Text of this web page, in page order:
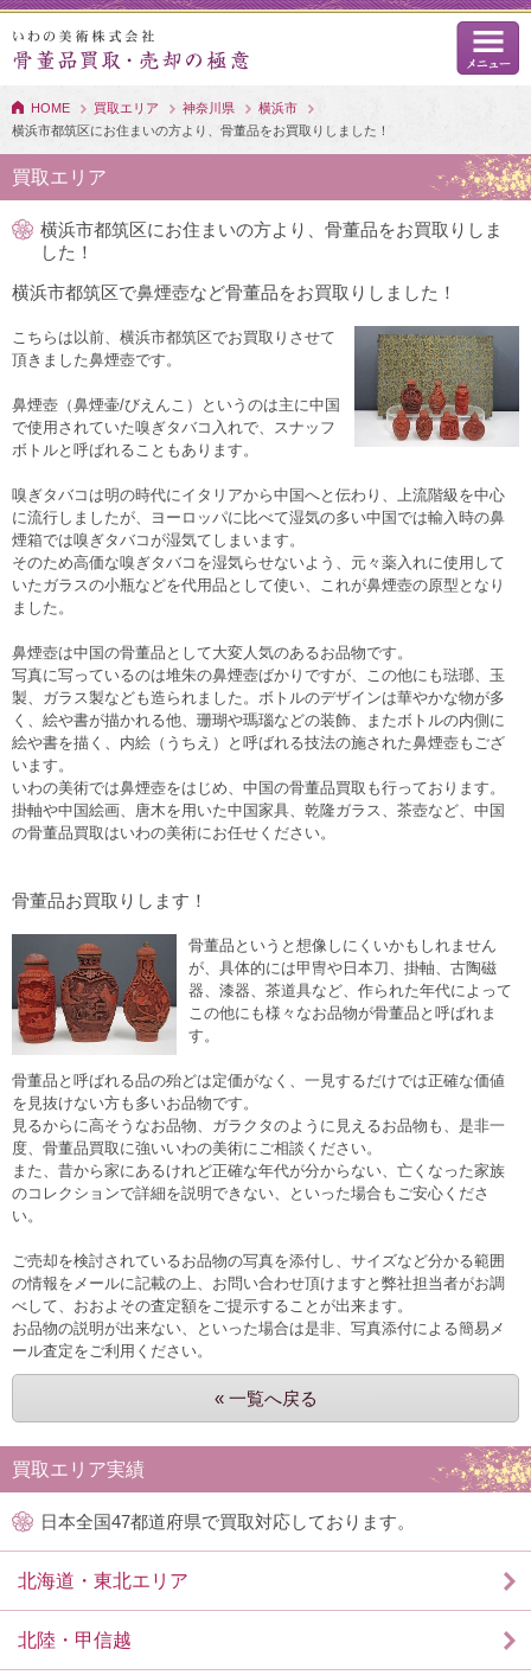
HOME 買取エリア 神奈川県
横浜市
横浜市都筑区にお住まいの方より、骨董品をお買取りしました！
買取エリア
横浜市都筑区にお住まいの方より、骨董品をお買取りしま
した！
横浜市都筑区で鼻煙壺など骨董品をお買取りしました！
こちらは以前、横浜市都筑区でお買取りさせて
頂きました鼻煙壺です。
鼻煙壺（鼻煙壷/びえんこ）というのは主に中国
で使用されていた嗅ぎタバコ入れで、スナッフ
ボトルと呼ばれることもあります。
嗅ぎタバコは明の時代にイタリアから中国へと伝わり、上流階級を中心
に流行しましたが、ヨーロッパに比べて湿気の多い中国では輸入時の鼻
煙箱では嗅ぎタバコが湿気てしまいます。
そのため高価な嗅ぎタバコを湿気らせないよう、元々薬入れに使用して
いたガラスの小瓶などを代用品として使い、これが鼻煙壺の原型となり
ました。
鼻煙壺は中国の骨董品として大変人気のあるお品物です。
写真に写っているのは堆朱の鼻煙壺ばかりですが、この他にも琺瑯、玉
製、ガラス製なども造られました。ボトルのデザインは華やかな物が多
く、絵や書が描かれる他、珊瑚や瑪瑙などの装飾、またボトルの内側に
絵や書を描く、内絵（うちえ）と呼ばれる技法の施された鼻煙壺もござ
います。
いわの美術では鼻煙壺をはじめ、中国の骨董品買取も行っております。
掛軸や中国絵画、唐木を用いた中国家具、乾隆ガラス、茶壺など、中国
の骨董品買取はいわの美術にお任せください。
骨董品お買取りします！
骨董品というと想像しにくいかもしれません
が、具体的には甲冑や日本刀、掛軸、古陶磁
器、漆器、茶道具など、作られた年代によって
この他にも様々なお品物が骨董品と呼ばれま
す。
骨董品と呼ばれる品の殆どは定価がなく、一見するだけでは正確な価値
を見抜けない方も多いお品物です。
見るからに高そうなお品物、ガラクタのように見えるお品物も、是非一
度、骨董品買取に強いいわの美術にご相談ください。
また、昔から家にあるけれど正確な年代が分からない、亡くなった家族
のコレクションで詳細を説明できない、といった場合もご安心くださ
い。
ご売却を検討されているお品物の写真を添付し、サイズなど分かる範囲
の情報をメールに記載の上、お問い合わせ頂けますと弊社担当者がお調
べして、おおよその査定額をご提示することが出来ます。
お品物の説明が出来ない、といった場合は是非、写真添付による簡易メ
ール査定をご利用ください。
« 一覧へ戻る
買取エリア実績
日本全国47都道府県で買取対応しております。
北海道・東北エリア
北陸・甲信越